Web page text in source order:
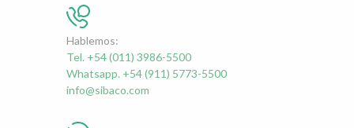
Hablemos:
Tel. +54 (011) 3986-5500
Whatsapp. +54 (911) 5773-5500
info@sibaco.com